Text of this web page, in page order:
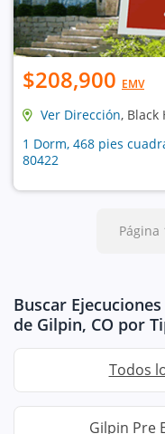
$208,900 EMV
Ver Dirección, Black
1 Dorm, 468 pies
80422
Página
Buscar
de Gilpin, CO por
Todos
Gilpin Pre